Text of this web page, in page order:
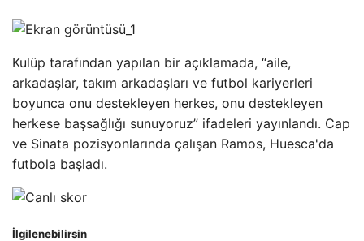
Kulüp tarafından yapılan bir açıklamada, “aile,
arkadaşlar, takım arkadaşları ve futbol kariyerleri
boyunca onu destekleyen herkes, onu destekleyen
herkese başsağlığı sunuyoruz” ifadeleri yayınlandı. Cap
ve Sinata pozisyonlarında çalışan Ramos, Huesca'da
futbola başladı.
İlgilenebilirsin